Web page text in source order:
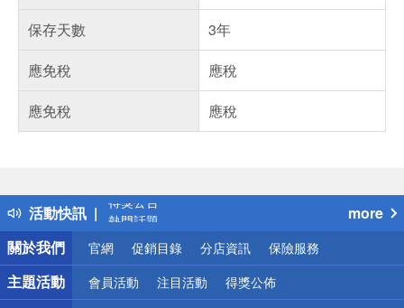
保存天數
3年
應免稅
應稅
應免稅
應稅
活動快訊
得獎公告
熱門話題
銀行優惠
偏遠地區配送
詐騙網頁！請小心！
more
關於我們
官網 促銷目錄 分店資訊 保險服務
主題活動 會員活動 注目活動 得獎公佈